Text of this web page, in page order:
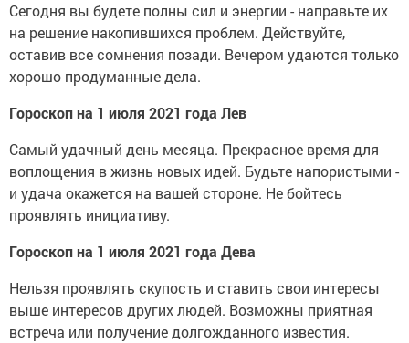
Сегодня вы будете полны сил и энергии - направьте их
на решение накопившихся проблем. Действуйте,
оставив все сомнения позади. Вечером удаются только
хорошо продуманные дела.
Гороскоп на 1 июля 2021 года Лев
Самый удачный день месяца. Прекрасное время для
воплощения в жизнь новых идей. Будьте напористыми -
и удача окажется на вашей стороне. Не бойтесь
проявлять инициативу.
Гороскоп на 1 июля 2021 года Дева
Нельзя проявлять скупость и ставить свои интересы
выше интересов других людей. Возможны приятная
встреча или получение долгожданного известия.